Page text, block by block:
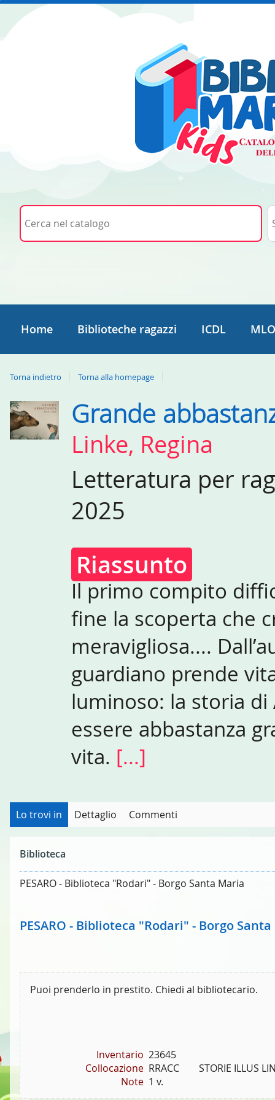
Cerca su "Cerca nel catalogo"
Home Biblioteche ragazzi ICDL
Torna indietro Torna alla homepage
Dettaglio
del
documento
Grande
Linke, Regina
Letteratura per
2025
Riassunto
Il primo compito
fine la scoperta che
meravigliosa....
guardiano prende
luminoso: la storia
essere abbastanza
vita. [...]
Lo trovi in Dettaglio Commenti
Biblioteca
PESARO - Biblioteca "Rodari" - Borgo Santa Maria
PESARO - Biblioteca "Rodari" - Borgo
Puoi prenderlo in prestito. Chiedi al bibliotecario.
Inventario 23645
Collocazione RRACC        STORIE ILLUS
Note 1 v.